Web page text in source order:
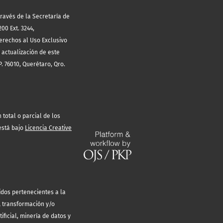
de la Secretaría de
Ext. 3244,
al Uso Exclusivo
actualización de este
76010, Querétaro, Qro.
total o parcial de los
bajo Licencia Creative
pertenecientes a la
transformación y/o
minería de datos y